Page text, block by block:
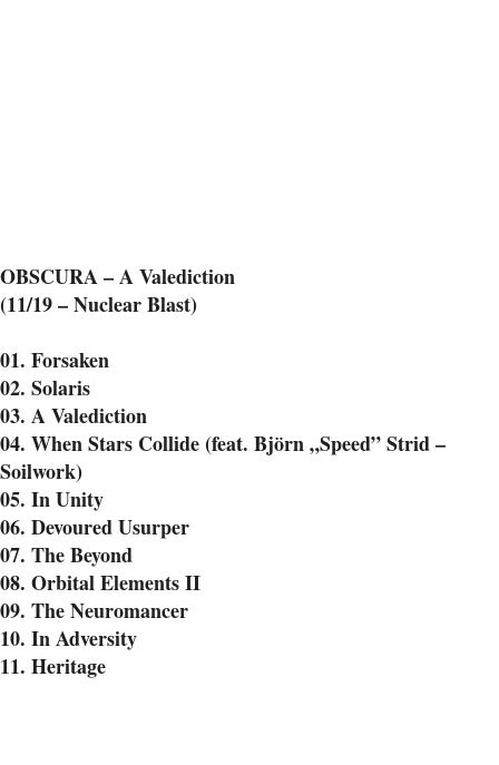
OBSCURA – A Valediction
(11/19 – Nuclear Blast)
01. Forsaken
02. Solaris
03. A Valediction
04. When Stars Collide (feat. Björn „Speed” Strid –
Soilwork)
05. In Unity
06. Devoured Usurper
07. The Beyond
08. Orbital Elements II
09. The Neuromancer
10. In Adversity
11. Heritage